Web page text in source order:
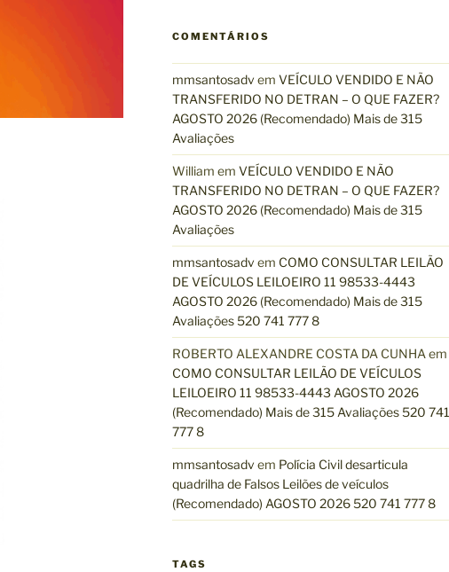
COMENTÁRIOS
mmsantosadv em VEÍCULO VENDIDO E NÃO
TRANSFERIDO NO DETRAN – O QUE FAZER?
AGOSTO 2026 (Recomendado) Mais de 315
Avaliações
William em VEÍCULO VENDIDO E NÃO
TRANSFERIDO NO DETRAN – O QUE FAZER?
AGOSTO 2026 (Recomendado) Mais de 315
Avaliações
mmsantosadv em COMO CONSULTAR LEILÃO
DE VEÍCULOS LEILOEIRO 11 98533-4443
AGOSTO 2026 (Recomendado) Mais de 315
Avaliações 520 741 777 8
ROBERTO ALEXANDRE COSTA DA CUNHA em
COMO CONSULTAR LEILÃO DE VEÍCULOS
LEILOEIRO 11 98533-4443 AGOSTO 2026
(Recomendado) Mais de 315 Avaliações 520 741
777 8
mmsantosadv em Polícia Civil desarticula
quadrilha de Falsos Leilões de veículos
(Recomendado) AGOSTO 2026 520 741 777 8
TAGS